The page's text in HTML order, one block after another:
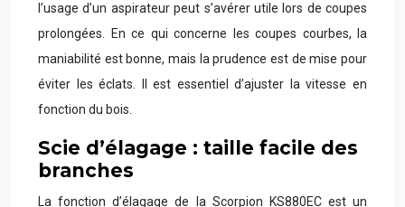
l’usage d’un aspirateur peut s’avérer utile lors de coupes
prolongées. En ce qui concerne les coupes courbes, la
maniabilité est bonne, mais la prudence est de mise pour
éviter les éclats. Il est essentiel d’ajuster la vitesse en
fonction du bois.
Scie d’élagage : taille facile des
branches
La fonction d’élagage de la Scorpion KS880EC est un